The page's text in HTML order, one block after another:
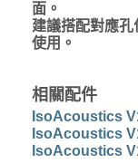
面。
建議搭配對應
使用。
相關配件
IsoAcoustics
IsoAcoustics
IsoAcoustics